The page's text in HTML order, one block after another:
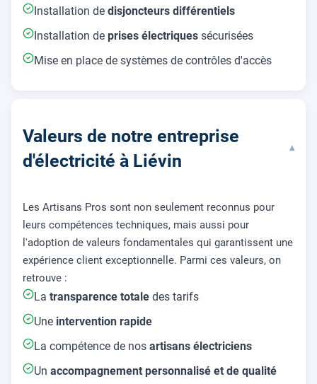
Installation de disjoncteurs différentiels
Installation de prises électriques sécurisées
Mise en place de systèmes de contrôles d'accès
Valeurs de notre entreprise
d'électricité à Liévin
▾
Les Artisans Pros sont non seulement reconnus pour
leurs compétences techniques, mais aussi pour
l'adoption de valeurs fondamentales qui garantissent une
expérience client exceptionnelle. Parmi ces valeurs, on
retrouve :
La transparence totale des tarifs
Une intervention rapide
La compétence de nos artisans électriciens
Un accompagnement personnalisé et de qualité